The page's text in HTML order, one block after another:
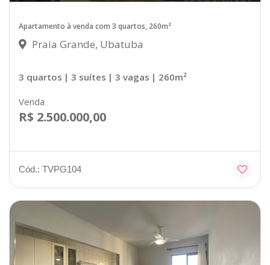
Apartamento à venda com 3 quartos, 260m²
Praia Grande, Ubatuba
3 quartos | 3 suítes | 3 vagas | 260m²
Venda
R$ 2.500.000,00
Cód.: TVPG104